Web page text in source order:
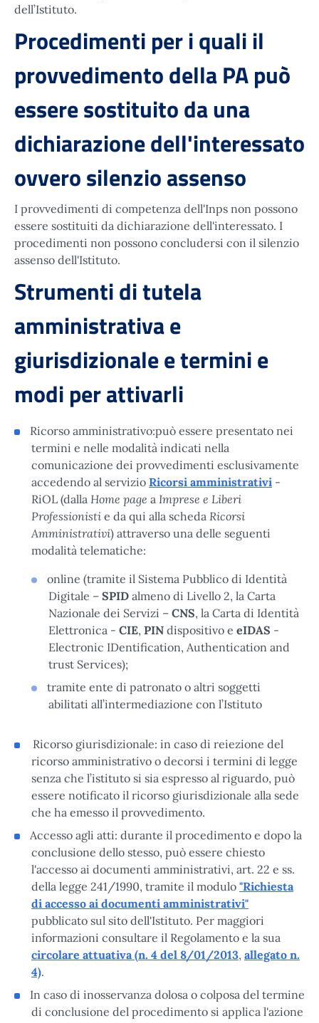
dell’Istituto.
Procedimenti per i quali il
provvedimento della PA può
essere sostituito da una
dichiarazione dell'interessato
ovvero silenzio assenso
I provvedimenti di competenza dell'Inps non possono
essere sostituiti da dichiarazione dell'interessato. I
procedimenti non possono concludersi con il silenzio
assenso dell'Istituto.
Strumenti di tutela
amministrativa e
giurisdizionale e termini e
modi per attivarli
Ricorso amministrativo:può essere presentato nei
termini e nelle modalità indicati nella
comunicazione dei provvedimenti esclusivamente
accedendo al servizio Ricorsi amministrativi -
RiOL (dalla Home page a Imprese e Liberi
Professionisti e da qui alla scheda Ricorsi
Amministrativi) attraverso una delle seguenti
modalità telematiche:
online (tramite il Sistema Pubblico di Identità
Digitale – SPID almeno di Livello 2, la Carta
Nazionale dei Servizi – CNS, la Carta di Identità
Elettronica - CIE, PIN dispositivo e eIDAS -
Electronic IDentification, Authentication and
trust Services);
tramite ente di patronato o altri soggetti
abilitati all’intermediazione con l’Istituto
Ricorso giurisdizionale: in caso di reiezione del
ricorso amministrativo o decorsi i termini di legge
senza che l’istituto si sia espresso al riguardo, può
essere notificato il ricorso giurisdizionale alla sede
che ha emesso il provvedimento.
Accesso agli atti: durante il procedimento e dopo la
conclusione dello stesso, può essere chiesto
l'accesso ai documenti amministrativi, art. 22 e ss.
della legge 241/1990, tramite il modulo "Richiesta
di accesso ai documenti amministrativi"
pubblicato sul sito dell'Istituto. Per maggiori
informazioni consultare il Regolamento e la sua
circolare attuativa (n. 4 del 8/01/2013, allegato n.
4).
In caso di inosservanza dolosa o colposa del termine
di conclusione del procedimento si applica l'azione